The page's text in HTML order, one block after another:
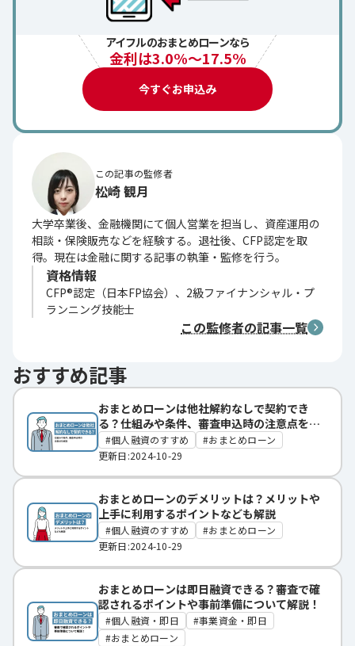
アイフルのおまとめローンなら
金利は3.0%～17.5%
今すぐお申込み
この記事の監修者
松崎 観月
大学卒業後、金融機関にて個人営業を担当し、資産運用の
相談・保険販売などを経験する。退社後、CFP認定を取
得。現在は金融に関する記事の執筆・監修を行う。
資格情報
CFP®認定（日本FP協会）、2級ファイナンシャル・プ
ランニング技能士
この監修者の記事一覧
おすすめ記事
おまとめローンは他社解約なしで契約でき
る？仕組みや条件、審査申込時の注意点を解
説個人融資のすすめ
おまとめローン
更新日:2024-10-29
おまとめローンのデメリットは？メリットや
上手に利用するポイントなども解説
個人融資のすすめ
おまとめローン
更新日:2024-10-29
おまとめローンは即日融資できる？審査で確
認されるポイントや事前準備について解説！
個人融資・即日
事業資金・即日
おまとめローン